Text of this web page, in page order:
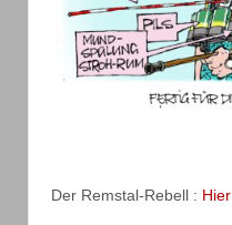
Der Remstal-Rebell : Hier